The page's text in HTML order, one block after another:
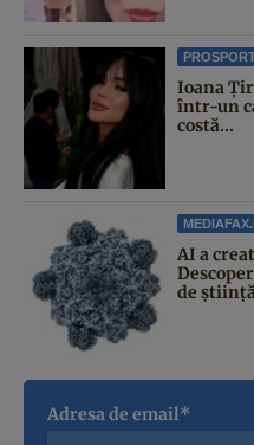
Ioana
într-un
costă...
AI a
de
Adresa de email*